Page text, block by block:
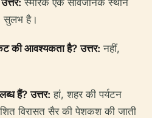
उत्तर: स्मारक एक सार्वजनिक स्थान
सुलभ है।
की आवश्यकता है? उत्तर: नहीं,
हैं? उत्तर: हां, शहर की पर्यटन
विरासत सैर की पेशकश की जाती